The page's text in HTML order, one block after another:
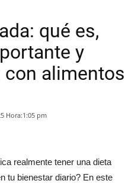
qué es,
y
alimentos
Hora:1:05 pm
realmente tener una dieta
tu bienestar diario? En este